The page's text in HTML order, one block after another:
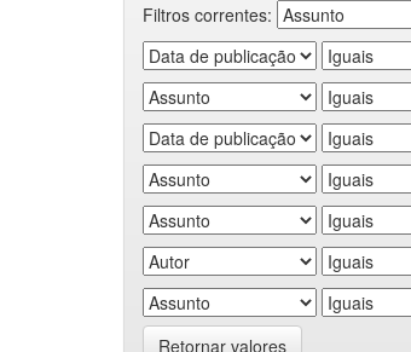
Filtros correntes:
Retornar valores